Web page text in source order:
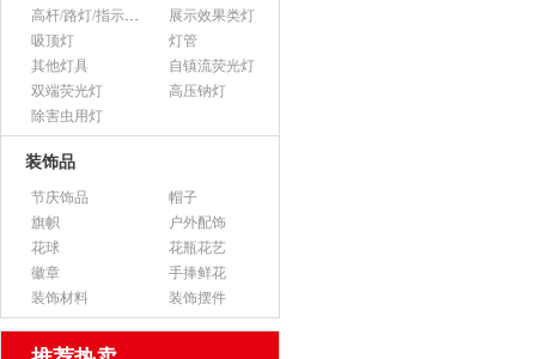
高杆/路灯/指示灯类
展示效果类灯
吸顶灯
灯管
其他灯具
自镇流荧光灯
双端荧光灯
高压钠灯
除害虫用灯
装饰品
节庆饰品
帽子
旗帜
户外配饰
花球
花瓶花艺
徽章
手捧鲜花
装饰材料
装饰摆件